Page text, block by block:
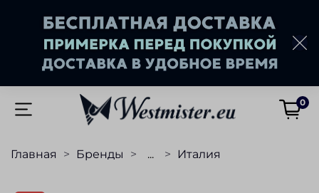
0
Главная Бренды ... Италия